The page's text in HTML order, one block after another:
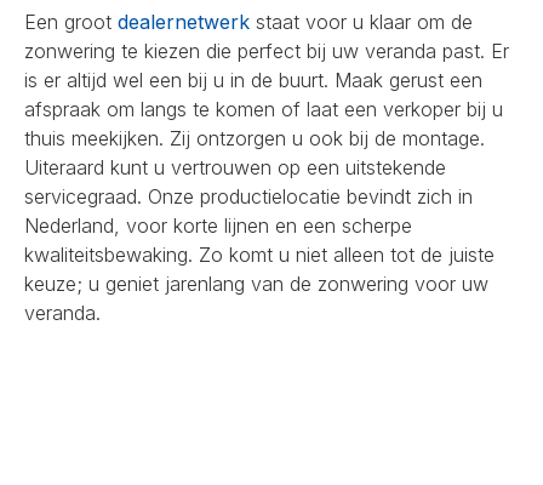
Een groot dealernetwerk staat voor u klaar om de
zonwering te kiezen die perfect bij uw veranda past. Er
is er altijd wel een bij u in de buurt. Maak gerust een
afspraak om langs te komen of laat een verkoper bij u
thuis meekijken. Zij ontzorgen u ook bij de montage.
Uiteraard kunt u vertrouwen op een uitstekende
servicegraad. Onze productielocatie bevindt zich in
Nederland, voor korte lijnen en een scherpe
kwaliteitsbewaking. Zo komt u niet alleen tot de juiste
keuze; u geniet jarenlang van de zonwering voor uw
veranda.